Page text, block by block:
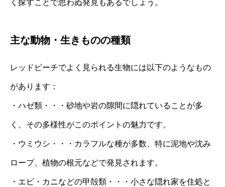
く探すことで思わぬ発見もあるでしょう。
主な動物・生きものの種類
レッドビーチでよく見られる生物には以下のようなもの
があります：
・ハゼ類・・・砂地や岩の隙間に隠れていることが多
く、その多様性がこのポイントの魅力です。
・ウミウシ・・・カラフルな種が多数、特に泥地や沈み
ロープ、植物の根元などで発見されます。
・エビ・カニなどの甲殻類・・・小さな隠れ家を住処と